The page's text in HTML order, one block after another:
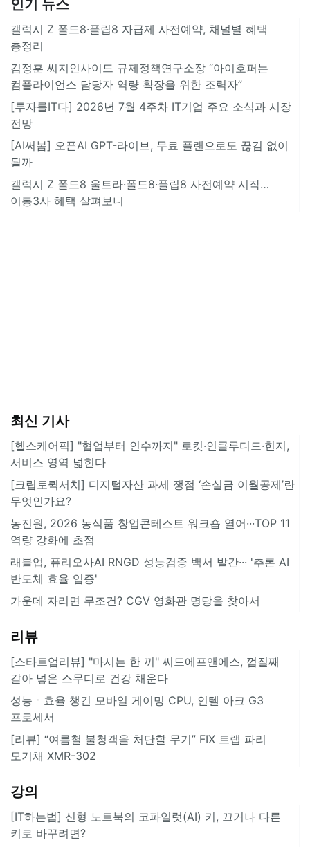
인기 뉴스
갤럭시 Z 폴드8·플립8 자급제 사전예약, 채널별 혜택
총정리
김정훈 씨지인사이드 규제정책연구소장 “아이호퍼는
컴플라이언스 담당자 역량 확장을 위한 조력자”
[투자를IT다] 2026년 7월 4주차 IT기업 주요 소식과 시장
전망
[AI써봄] 오픈AI GPT-라이브, 무료 플랜으로도 끊김 없이
될까
갤럭시 Z 폴드8 울트라·폴드8·플립8 사전예약 시작…
이통3사 혜택 살펴보니
최신 기사
[헬스케어픽] "협업부터 인수까지" 로킷·인클루디드·힌지,
서비스 영역 넓힌다
[크립토퀵서치] 디지털자산 과세 쟁점 ‘손실금 이월공제’란
무엇인가요?
농진원, 2026 농식품 창업콘테스트 워크숍 열어···TOP 11
역량 강화에 초점
래블업, 퓨리오사AI RNGD 성능검증 백서 발간··· '추론 AI
반도체 효율 입증'
가운데 자리면 무조건? CGV 영화관 명당을 찾아서
리뷰
[스타트업리뷰] "마시는 한 끼" 씨드에프앤에스, 껍질째
갈아 넣은 스무디로 건강 채운다
성능ㆍ효율 챙긴 모바일 게이밍 CPU, 인텔 아크 G3
프로세서
[리뷰] “여름철 불청객을 처단할 무기” FIX 트랩 파리
모기채 XMR-302
강의
[IT하는법] 신형 노트북의 코파일럿(AI) 키, 끄거나 다른
키로 바꾸려면?